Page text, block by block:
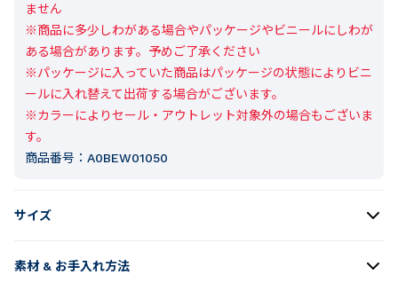
ません
※商品に多少しわがある場合やパッケージやビニールにしわが
ある場合があります。予めご了承ください
※パッケージに入っていた商品はパッケージの状態によりビニ
ールに入れ替えて出荷する場合がございます。
※カラーによりセール・アウトレット対象外の場合もございま
す。
商品番号： A0BEW01050
サイズ
素材 & お手入れ方法